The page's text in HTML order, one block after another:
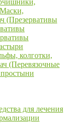
(Презервативы
колготки,
(Перевязочные
для лечения